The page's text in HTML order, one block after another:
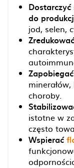
Dostarczyć
do
jod, selen,
choroby.
istotne w
często
Wspierać